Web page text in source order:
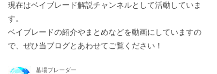
現在はベイブレード解説チャンネルとして活動していま
す。
ベイブレードの紹介やまとめなどを動画にしていますの
で、ぜひ当ブログとあわせてご覧ください！